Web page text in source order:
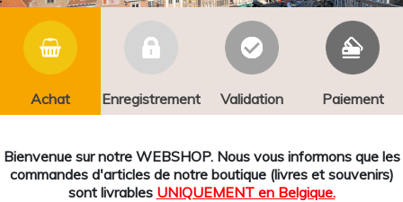
Achat Enregistrement Validation Paiement
Bienvenue sur notre WEBSHOP. Nous vous informons que les
commandes d'articles de notre boutique (livres et souvenirs)
sont livrables UNIQUEMENT en Belgique.